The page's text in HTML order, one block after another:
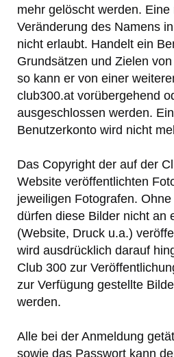
mehr gelöscht werden.
Veränderung des Namens
nicht erlaubt. Handelt ein
Grundsätzen und Zielen
so kann er von einer
club300.at vorübergehend
ausgeschlossen werden.
Benutzerkonto wird nicht
Das Copyright der auf der
Website veröffentlichten
jeweiligen Fotografen.
dürfen diese Bilder nicht an
(Website, Druck u.a.)
wird ausdrücklich darauf
Club 300 zur
zur Verfügung gestellte
werden.
Alle bei der Anmeldung
sowie das Passwort kann